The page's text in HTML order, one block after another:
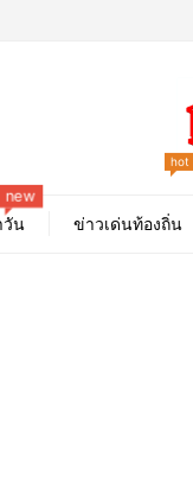
วัน
new
ข่าวเด่นท้องถิ่น